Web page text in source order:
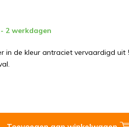
2 werkdagen
in de kleur antraciet vervaardigd uit